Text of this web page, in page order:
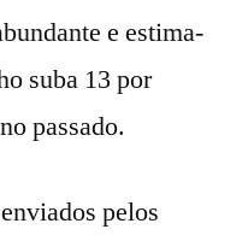
e estima-
suba 13 por
passado.
pelos